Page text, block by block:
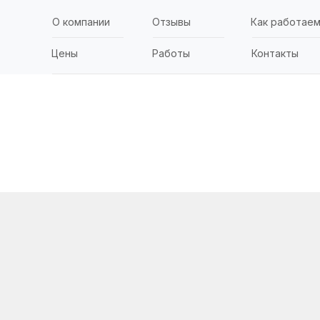
О компании Отзывы Как работаем
Работы Контакты
Цены